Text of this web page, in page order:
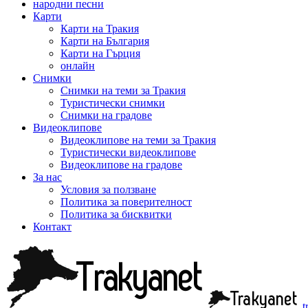
народни песни
Карти
Карти на Тракия
Карти на България
Карти на Гърция
онлайн
Снимки
Снимки на теми за Тракия
Туристически снимки
Снимки на градове
Видеоклипове
Видеоклипове на теми за Тракия
Туристически видеоклипове
Видеоклипове на градове
За нас
Условия за ползване
Политика за поверителност
Политика за бисквитки
Контакт